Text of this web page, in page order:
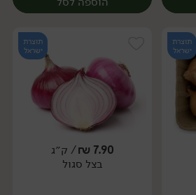
יח׳ ק״ג
תוצרת
ישראל
תוצרת
ישראל
7.90
₪/ ק״ג
בצל סגול